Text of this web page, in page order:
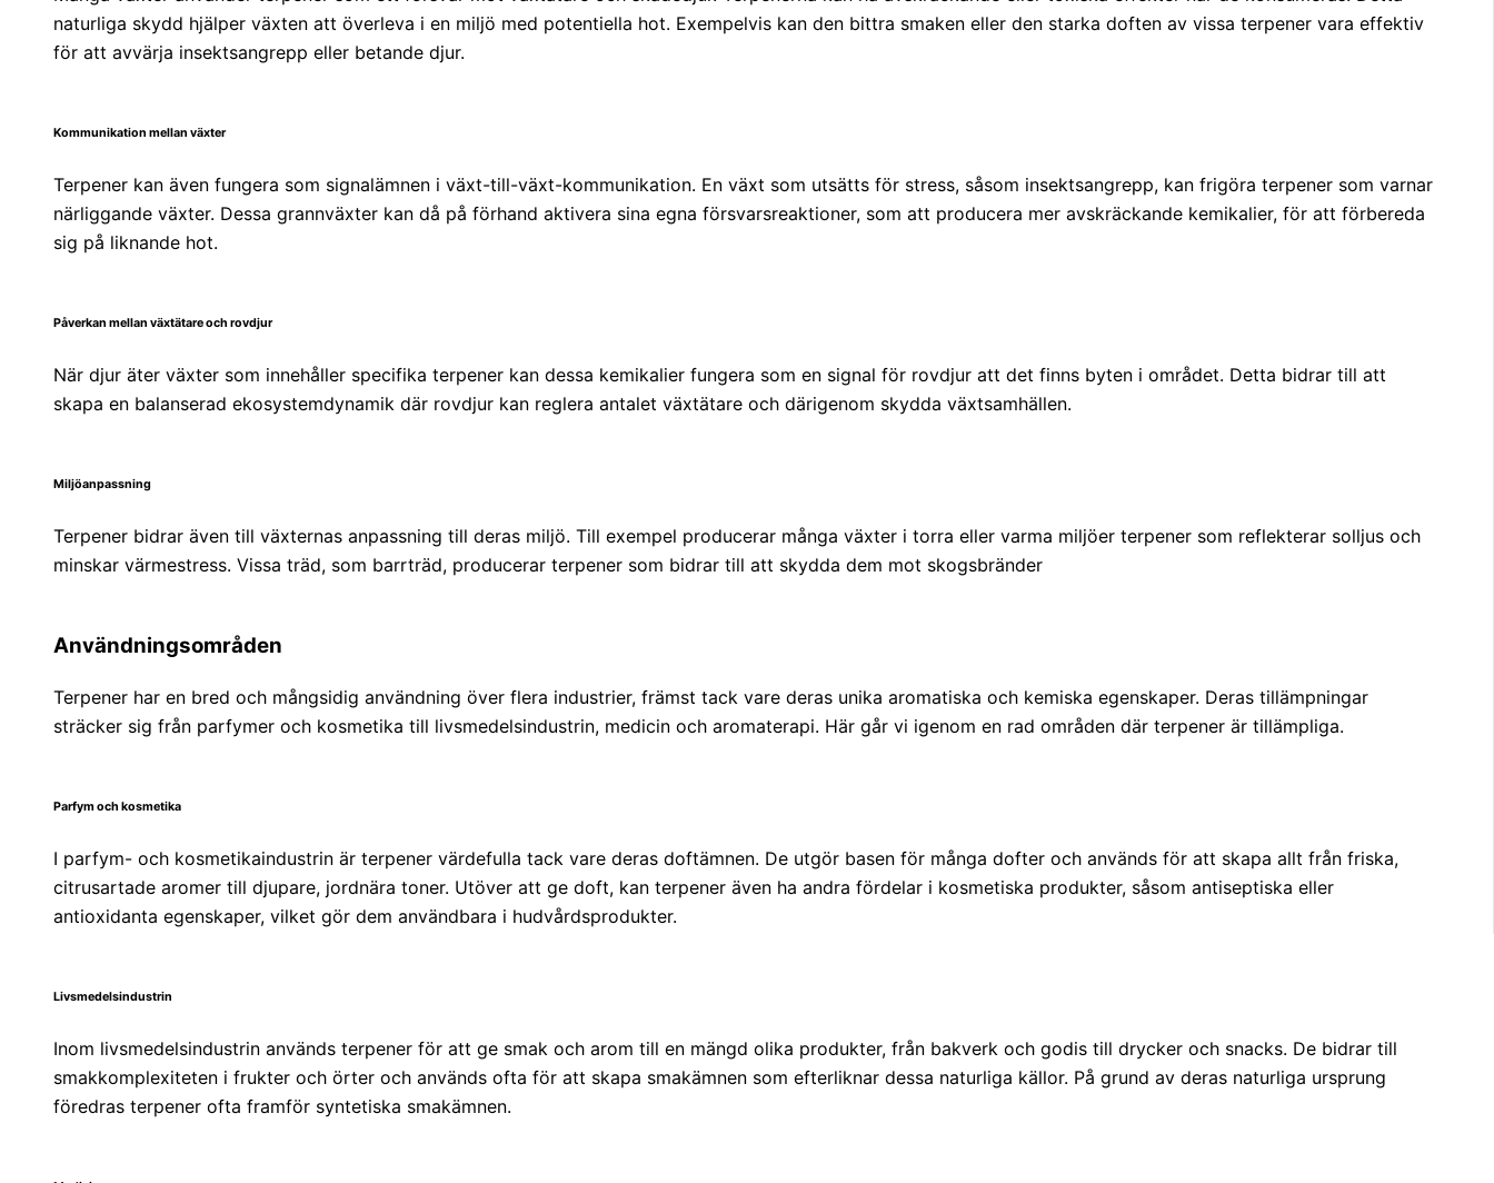
naturliga skydd hjälper växten att överleva i en miljö med potentiella hot. Exempelvis kan den bittra smaken eller den starka doften av vissa terpener vara effektiv
för att avvärja insektsangrepp eller betande djur.
Kommunikation mellan växter
Terpener kan även fungera som signalämnen i växt-till-växt-kommunikation. En växt som utsätts för stress, såsom insektsangrepp, kan frigöra terpener som varnar
närliggande växter. Dessa grannväxter kan då på förhand aktivera sina egna försvarsreaktioner, som att producera mer avskräckande kemikalier, för att förbereda
sig på liknande hot.
Påverkan mellan växtätare och rovdjur
När djur äter växter som innehåller specifika terpener kan dessa kemikalier fungera som en signal för rovdjur att det finns byten i området. Detta bidrar till att
skapa en balanserad ekosystemdynamik där rovdjur kan reglera antalet växtätare och därigenom skydda växtsamhällen.
Miljöanpassning
Terpener bidrar även till växternas anpassning till deras miljö. Till exempel producerar många växter i torra eller varma miljöer terpener som reflekterar solljus och
minskar värmestress. Vissa träd, som barrträd, producerar terpener som bidrar till att skydda dem mot skogsbränder
Användningsområden
Terpener har en bred och mångsidig användning över flera industrier, främst tack vare deras unika aromatiska och kemiska egenskaper. Deras tillämpningar
sträcker sig från parfymer och kosmetika till livsmedelsindustrin, medicin och aromaterapi. Här går vi igenom en rad områden där terpener är tillämpliga.
Parfym och kosmetika
I parfym- och kosmetikaindustrin är terpener värdefulla tack vare deras doftämnen. De utgör basen för många dofter och används för att skapa allt från friska,
citrusartade aromer till djupare, jordnära toner. Utöver att ge doft, kan terpener även ha andra fördelar i kosmetiska produkter, såsom antiseptiska eller
antioxidanta egenskaper, vilket gör dem användbara i hudvårdsprodukter.
Livsmedelsindustrin
Inom livsmedelsindustrin används terpener för att ge smak och arom till en mängd olika produkter, från bakverk och godis till drycker och snacks. De bidrar till
smakkomplexiteten i frukter och örter och används ofta för att skapa smakämnen som efterliknar dessa naturliga källor. På grund av deras naturliga ursprung
föredras terpener ofta framför syntetiska smakämnen.